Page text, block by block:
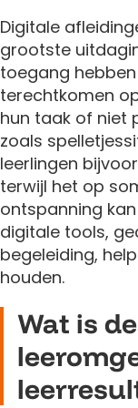
Digitale
grootste
toegang
terechtkomen
hun taak of niet
zoals
leerlingen
terwijl het op
ontspanning
digitale tools,
begeleiding,
houden.
Wat is